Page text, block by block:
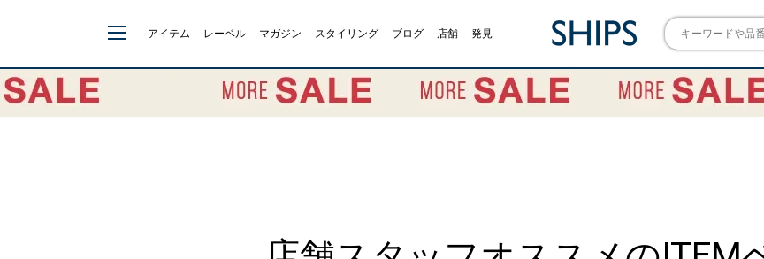
アイテム レーベル マガジン スタイリング ブログ 店舗 発見